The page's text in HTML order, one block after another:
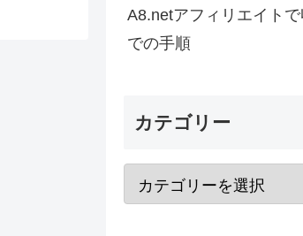
A8.netアフィリエイト
での手順
カテゴリー